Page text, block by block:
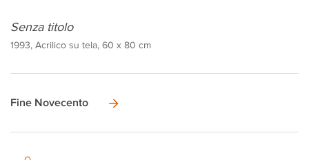
Senza titolo
1993, Acrilico su tela, 60 x 80 cm
Fine Novecento